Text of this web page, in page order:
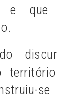
e que